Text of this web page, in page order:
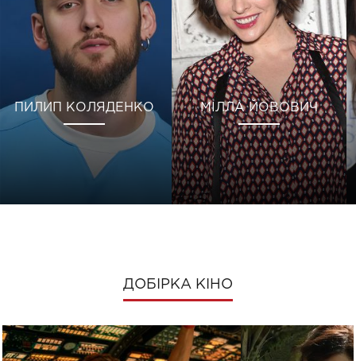
ПИЛИП КОЛЯДЕНКО МІЛЛА ЙОВОВИЧ
ДОБІРКА КІНО